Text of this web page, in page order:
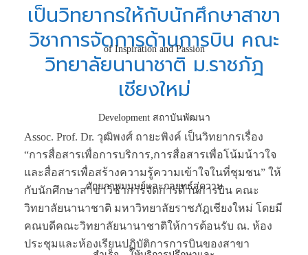
เป็นวิทยากรให้กับนักศึกษาสาขา
วิชาการจัดการด้านการบิน คณะ
วิทยาลัยนานาชาติ ม.ราชภัฎ
เชียงใหม่
Assoc. Prof. Dr. วุฒิพงศ์ ถายะพิงค์ เป็นวิทยากรเรื่อง
“การสื่อสารเพื่อการบริการ,การสื่อสารเพื่อโน้มน้าวใจ
และสื่อสารเพื่อสร้างความรู้ความเข้าใจในที่ชุมชน” ให้
กับนักศึกษาสาขาวิชาการจัดการด้านการบิน คณะ
วิทยาลัยนานาชาติ มหาวิทยาลัยราชภัฎเชียงใหม่ โดยมี
คณบดีคณะวิทยาลัยนานาชาติให้การต้อนรับ ณ. ห้อง
ประชุมและห้องเรียนปฏิบัติการการบินของสาขา